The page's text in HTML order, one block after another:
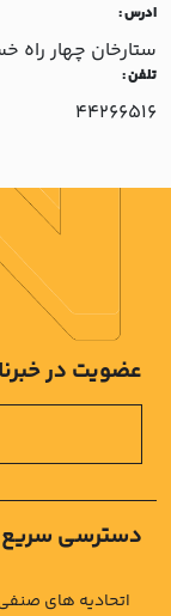
ادرس :
ستارخان چهار راه
تلفن :
44266516
دسترسی سریع
اتحادیه های
عضویت در